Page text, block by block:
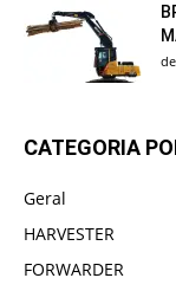
CATEGORIA
Geral
HARVESTER
FORWARDER